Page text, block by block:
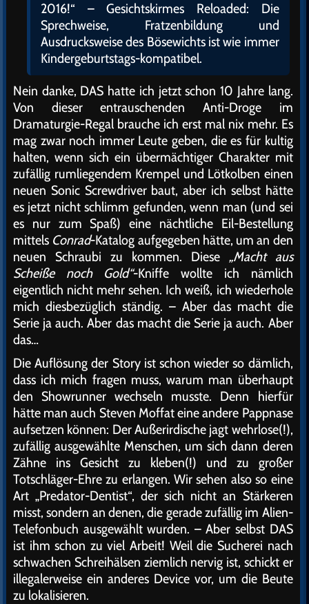
2016!“ – Gesichtskirmes Reloaded: Die
Sprechweise, Fratzenbildung und
Ausdrucksweise des Bösewichts ist wie immer
Kindergeburtstags-kompatibel.
Nein danke, DAS hatte ich jetzt schon 10 Jahre lang.
Von dieser entrauschenden Anti-Droge im
Dramaturgie-Regal brauche ich erst mal nix mehr. Es
mag zwar noch immer Leute geben, die es für kultig
halten, wenn sich ein übermächtiger Charakter mit
zufällig rumliegendem Krempel und Lötkolben einen
neuen Sonic Screwdriver baut, aber ich selbst hätte
es jetzt nicht schlimm gefunden, wenn man (und sei
es nur zum Spaß) eine nächtliche Eil-Bestellung
mittels Conrad-Katalog aufgegeben hätte, um an den
neuen Schraubi zu kommen. Diese „Macht aus
Scheiße noch Gold“-Kniffe wollte ich nämlich
eigentlich nicht mehr sehen. Ich weiß, ich wiederhole
mich diesbezüglich ständig. – Aber das macht die
Serie ja auch. Aber das macht die Serie ja auch. Aber
das…
Die Auflösung der Story ist schon wieder so dämlich,
dass ich mich fragen muss, warum man überhaupt
den Showrunner wechseln musste. Denn hierfür
hätte man auch Steven Moffat eine andere Pappnase
aufsetzen können: Der Außerirdische jagt wehrlose(!),
zufällig ausgewählte Menschen, um sich dann deren
Zähne ins Gesicht zu kleben(!) und zu großer
Totschläger-Ehre zu erlangen. Wir sehen also so eine
Art „Predator-Dentist“, der sich nicht an Stärkeren
misst, sondern an denen, die gerade zufällig im Alien-
Telefonbuch ausgewählt wurden. – Aber selbst DAS
ist ihm schon zu viel Arbeit! Weil die Sucherei nach
schwachen Schreihälsen ziemlich nervig ist, schickt er
illegalerweise ein anderes Device vor, um die Beute
zu lokalisieren.